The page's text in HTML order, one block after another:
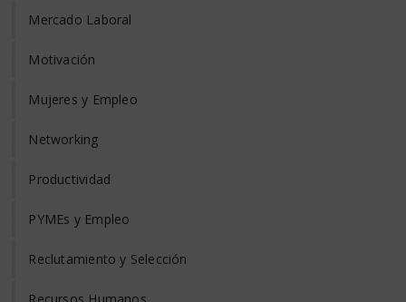
Mercado Laboral
Motivación
Mujeres y Empleo
Networking
Productividad
PYMEs y Empleo
Reclutamiento y Selección